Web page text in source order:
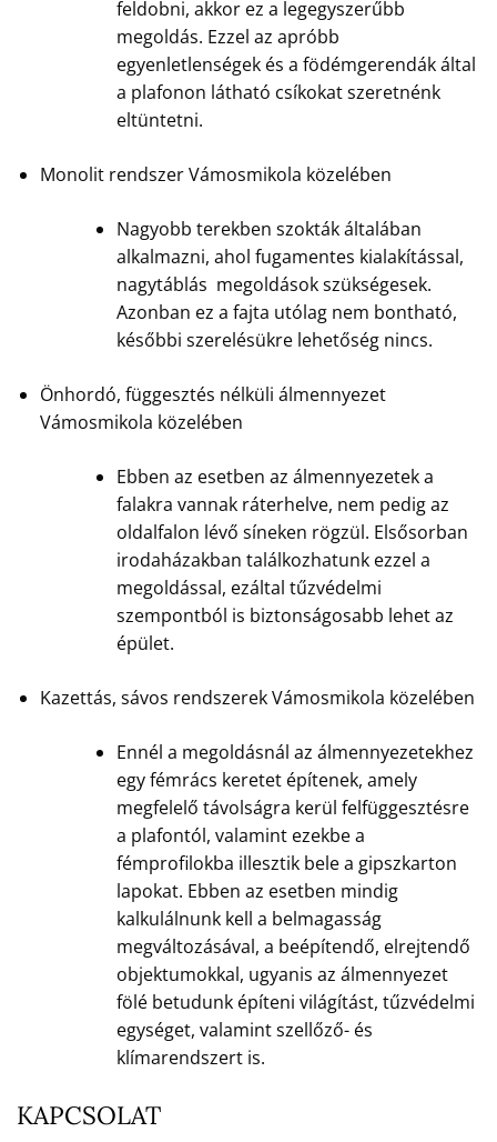
feldobni, akkor ez a legegyszerűbb
megoldás. Ezzel az apróbb
egyenletlenségek és a födémgerendák által
a plafonon látható csíkokat szeretnénk
eltüntetni.
Monolit rendszer Vámosmikola közelében
Nagyobb terekben szokták általában
alkalmazni, ahol fugamentes kialakítással,
nagytáblás megoldások szükségesek.
Azonban ez a fajta utólag nem bontható,
későbbi szerelésükre lehetőség nincs.
Önhordó, függesztés nélküli álmennyezet
Vámosmikola közelében
Ebben az esetben az álmennyezetek a
falakra vannak ráterhelve, nem pedig az
oldalfalon lévő síneken rögzül. Elsősorban
irodaházakban találkozhatunk ezzel a
megoldással, ezáltal tűzvédelmi
szempontból is biztonságosabb lehet az
épület.
Kazettás, sávos rendszerek Vámosmikola közelében
Ennél a megoldásnál az álmennyezetekhez
egy fémrács keretet építenek, amely
megfelelő távolságra kerül felfüggesztésre
a plafontól, valamint ezekbe a
fémprofilokba illesztik bele a gipszkarton
lapokat. Ebben az esetben mindig
kalkulálnunk kell a belmagasság
megváltozásával, a beépítendő, elrejtendő
objektumokkal, ugyanis az álmennyezet
fölé betudunk építeni világítást, tűzvédelmi
egységet, valamint szellőző- és
klímarendszert is.
KAPCSOLAT